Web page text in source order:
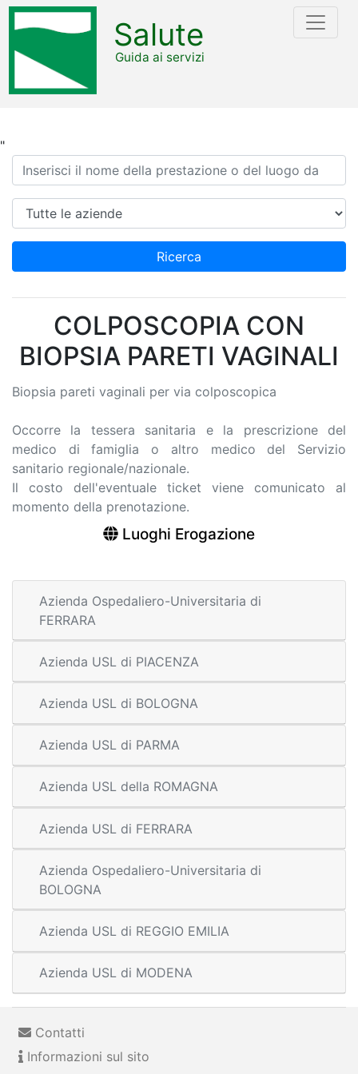
"
Salute
Guida ai servizi
Ricerca
Azienda
Ricerca
COLPOSCOPIA CON
BIOPSIA PARETI VAGINALI
Biopsia pareti vaginali per via colposcopica
Occorre la tessera sanitaria e la prescrizione del
medico di famiglia o altro medico del Servizio
sanitario regionale/nazionale.
Il costo dell'eventuale ticket viene comunicato al
momento della prenotazione.
Luoghi Erogazione
Azienda Ospedaliero-Universitaria di
FERRARA
Azienda USL di PIACENZA
Azienda USL di BOLOGNA
Azienda USL di PARMA
Azienda USL della ROMAGNA
Azienda USL di FERRARA
Azienda Ospedaliero-Universitaria di
BOLOGNA
Azienda USL di REGGIO EMILIA
Azienda USL di MODENA
Contatti
Informazioni sul sito